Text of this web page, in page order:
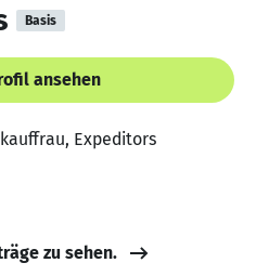
Basis
ansehen
Expeditors
zu sehen.